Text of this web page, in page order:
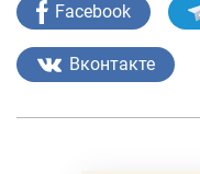
Facebook
Вконтакте